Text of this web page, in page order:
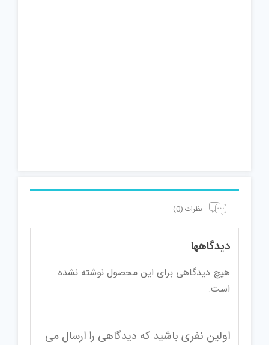
نظرات (0)
دیدگاهها
هیچ دیدگاهی برای این محصول نوشته نشده
است.
اولین نفری باشید که دیدگاهی را ارسال می